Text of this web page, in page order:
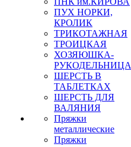
ПУХ НОРКИ,
КРОЛИК
ТРИКОТАЖНАЯ
ТРОИЦКАЯ
ХОЗЯЮШКА-
РУКОДЕЛЬНИЦА
ШЕРСТЬ В
ТАБЛЕТКАХ
ШЕРСТЬ ДЛЯ
ВАЛЯНИЯ
Пряжки
металлические
Пряжки